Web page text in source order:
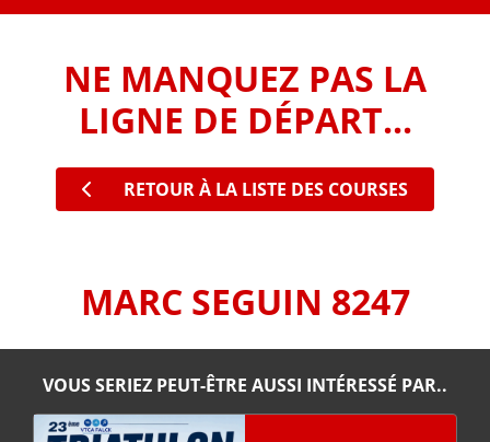
NE MANQUEZ PAS LA
LIGNE DE DÉPART...
RETOUR À LA LISTE DES COURSES
MARC SEGUIN 8247
VOUS SERIEZ PEUT-ÊTRE AUSSI INTÉRESSÉ PAR..